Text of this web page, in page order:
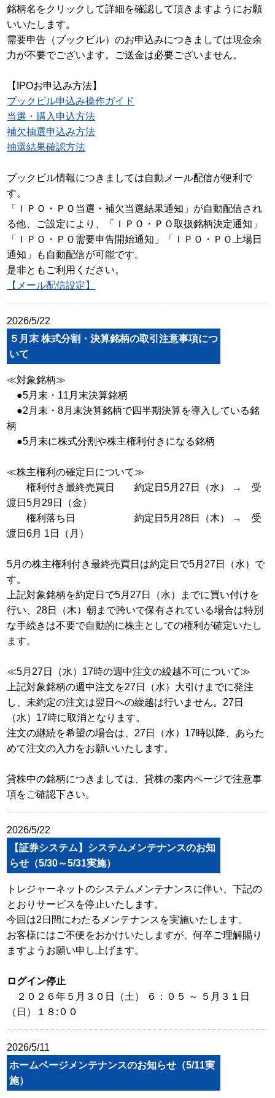
銘柄名をクリックして詳細を確認して頂きますようにお願
いいたします。
需要申告（ブックビル）のお申込みにつきましては現金余
力が不要でございます。ご送金は必要ございません。
【IPOお申込み方法】
ブックビル申込み操作ガイド
当選・購入申込方法
補欠抽選申込み方法
抽選結果確認方法
ブックビル情報につきましては自動メール配信が便利で
す。
「ＩＰＯ・ＰＯ当選・補欠当選結果通知」 が自動配信され
る他、ご設定により、
「ＩＰＯ・ＰＯ取扱銘柄決定通知」
「ＩＰＯ・ＰＯ需要申告開始通知」「ＩＰＯ・ＰＯ上場日
通知」
も自動配信が可能です。
是非ともご利用ください。
【メール配信設定】
2026/5/22
５月末 株式分割・決算銘柄の取引注意事項につ
いて
≪対象銘柄≫
●5月末・11月末決算銘柄
●2月末・8月末決算銘柄で四半期決算を導入している銘
柄
●5月末に株式分割や株主権利付きになる銘柄
≪株主権利の確定日について≫
権利付き最終売買日 約定日5月27日（水） → 受
渡日5月29日（金）
権利落ち日 約定日5月28日（木） → 受
渡日6月 1日（月）
5月の株主権利付き最終売買日は約定日で5月27日（水）で
す。
上記対象銘柄を約定日で5月27日（水）までに買い付けを
行い、28日（木）朝まで跨いで保有されている場合は特別
な手続きは不要で自動的に株主としての権利が確定いたし
ます。
≪5月27日（水）17時の週中注文の繰越不可について≫
上記対象銘柄の週中注文を27日（水）大引けまでに発注
し、未約定の注文は翌日への繰越は行いません。27日
（水）17時に取消となります。
注文の継続を希望の場合は、27日（水）17時以降、あらた
めて注文の入力をお願いいたします。
貸株中の銘柄につきましては、貸株の案内ページで注意事
項をご確認下さい。
2026/5/22
【証券システム】システムメンテナンスのお知
らせ（5/30～5/31実施）
トレジャーネットのシステムメンテナンスに伴い、下記の
とおりサービスを停止いたします。
今回は2日間にわたるメンテナンスを実施いたします。
お客様にはご不便をおかけいたしますが、何卒ご理解賜り
ますようお願い申し上げます。
ログイン停止
２０２６年５月３０日（土） ６：０５ ～ ５月３１日
（日）１８:００
2026/5/11
ホームページメンテナンスのお知らせ（5/11実
施）